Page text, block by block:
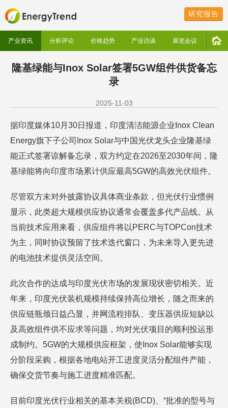
研究报告
产业资讯 分析评论 价格趋势 产业访谈 展览会议
隆基绿能与Inox Solar签署5GW组件供货备忘
录
2025-11-03
据印度媒体10月30日报道，印度清洁能源企业Inox Clean
Energy旗下子公司Inox Solar与中国光伏龙头企业隆基绿
能正式签署谅解备忘录，双方约定在2026至2030年间，隆
基绿能将向印度市场累计供应最高5GW的高效光伏组件。
尽管双方未对外披露协议具体商业条款，但光伏行业惯例
显示，此类超大规模供应协议通常会覆盖多代产品线。从
当前技术应用来看，供应组件将以PERC与TOPCon技术
为主，同时协议预留了技术迭代窗口，为未来导入更先进
的电池技术提供灵活空间。
此次合作的达成与印度光伏市场的发展现状密切相关。近
年来，印度光伏装机规模持续保持高位增长，随之而来的
供应链瓶颈日益凸显，并网流程排队、变压器供应短缺以
及高效组件供不应求等问题，均对光伏项目的顺利投运形
成制约。5GW的大规模供应框架，使Inox Solar能够实现
分阶段采购，根据各地电站开工进度灵活分配组件产能，
确保交货节奏与施工进度精准匹配。
目前印度光伏行业相关的基本关税(BCD)、“批准的型号与